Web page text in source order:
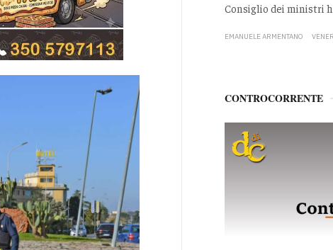
Consiglio dei ministri
EMANUELE ARMENTANO
CONTROCORRENTE